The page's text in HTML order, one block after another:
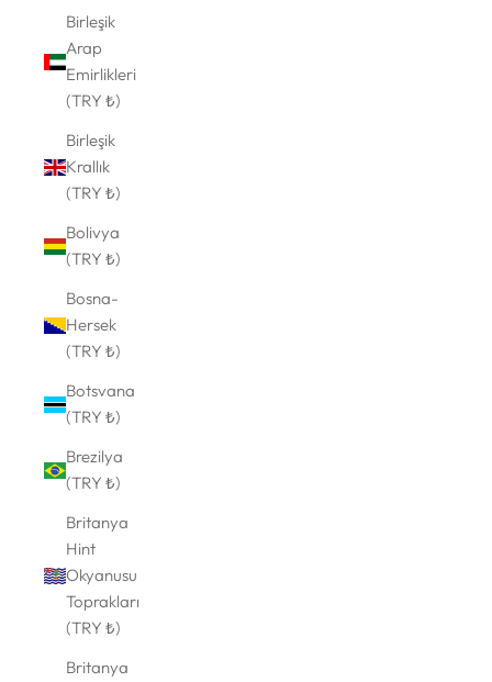
Birleşik
Arap
Emirlikleri
(TRY ₺)
Birleşik
Krallık
(TRY ₺)
Bolivya
(TRY ₺)
Bosna-
Hersek
(TRY ₺)
Botsvana
(TRY ₺)
Brezilya
(TRY ₺)
Britanya
Hint
Okyanusu
Toprakları
(TRY ₺)
Britanya